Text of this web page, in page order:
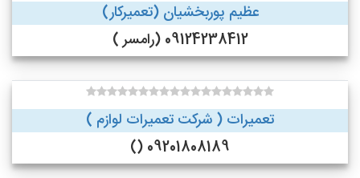
عظیم پوربخشیان (تعمیرکار)
09124238412 (رامسر )
تعمیرات ( شرکت تعمیرات لوازم )
09201808189 ()